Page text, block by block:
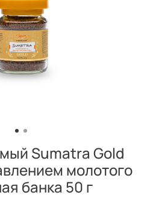
Sumatra Gold
молотого
банка 50 г